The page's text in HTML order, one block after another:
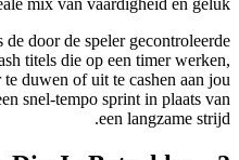
de door de speler gecontroleerde
titels die op een timer werken,
duwen of uit te cashen aan jou
snel‑tempo sprint in plaats van
een langzame strijd.